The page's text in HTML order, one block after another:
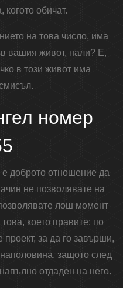
когото обичат.
на това число, има
вашия живот, нали? Е,
в този живот има
номер
доброто отношение да
не позволявате на
лош момент
което правите; по
за да го завърши,
защото след
отдаден на него.